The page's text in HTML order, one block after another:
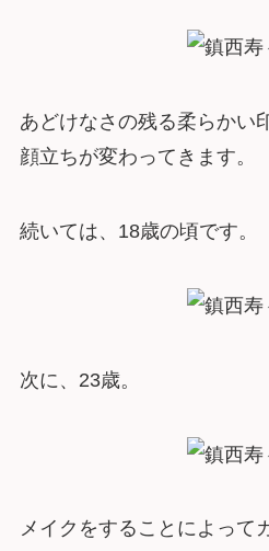
あどけなさの残る柔らかい
顔立ちが変わってきます。
続いては、18歳の頃です。
次に、23歳。
メイクをすることによって